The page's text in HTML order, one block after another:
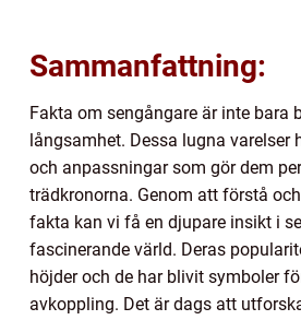
Sammanfattning:
Fakta om sengångare är inte bara
långsamhet. Dessa lugna varelser
och anpassningar som gör dem
trädkronorna. Genom att förstå
fakta kan vi få en djupare insikt i
fascinerande värld. Deras
höjder och de har blivit symboler
avkoppling. Det är dags att